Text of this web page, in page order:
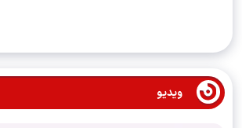
ویدیو